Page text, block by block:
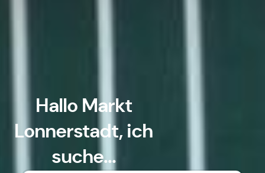
Hallo Markt
Lonnerstadt, ich
suche...